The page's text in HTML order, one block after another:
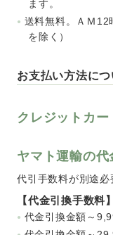
ます。
送料無料。ＡＭ12
を除く）
お支払い方法につ
クレジットカー
ヤマト運輸の代
代引手数料が別途必
【代金引換手数料】
代金引換金額～